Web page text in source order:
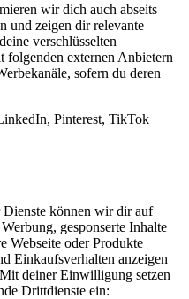
wir dich auch abseits
und zeigen dir relevante
verschlüsselten
folgenden externen Anbietern
sofern du deren
Pinterest, TikTok
Dienste können wir dir auf
gesponserte Inhalte
Webseite oder Produkte
Einkaufsverhalten anzeigen
deiner Einwilligung setzen
Drittdienste ein: